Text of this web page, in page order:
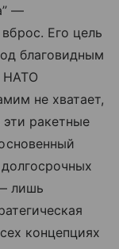
—
Его цель
благовидным
НАТО
не хватает,
ракетные
лишь
концепциях